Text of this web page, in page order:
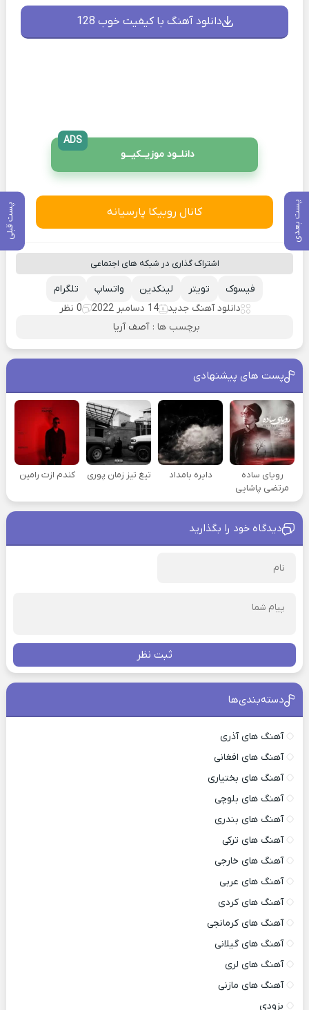
پست بعدی پست قبلی
دانلود آهنگ با کیفیت خوب 128
دانلــود موزیــکیـــو
ADS
کانال روبیکا پارسیانه
اشتراک گذاری در شبکه های اجتماعی
تلگرام واتساپ لینکدین تویتر
فیسوک
دانلود آهنگ جدید
14 دسامبر 2022
0 نظر
برچسب ها : آصف آریا
پست های پیشنهادی
رویای ساده
مرتضی پاشایی
دایره بامداد تیغ تیز زمان پوری کندم ازت رامین
دیدگاه خود را بگذارید
ثبت نظر
دسته‌بندی‌ها
آهنگ های آذری
آهنگ های افغانی
آهنگ های بختیاری
آهنگ های بلوچی
آهنگ های بندری
آهنگ های ترکی
آهنگ های خارجی
آهنگ های عربی
آهنگ های کردی
آهنگ های کرمانجی
آهنگ های گیلانی
آهنگ های لری
آهنگ های مازنی
بزودی